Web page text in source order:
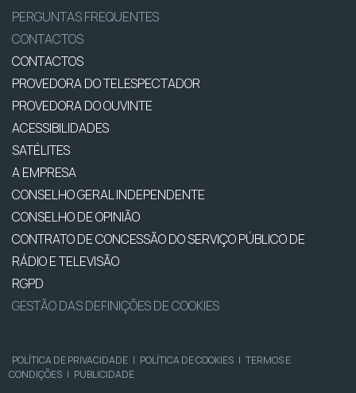
PERGUNTAS FREQUENTES
CONTACTOS
CONTACTOS
PROVEDORA DO TELESPECTADOR
PROVEDORA DO OUVINTE
ACESSIBILIDADES
SATÉLITES
A EMPRESA
CONSELHO GERAL INDEPENDENTE
CONSELHO DE OPINIÃO
CONTRATO DE CONCESSÃO DO SERVIÇO PÚBLICO DE
RÁDIO E TELEVISÃO
RGPD
GESTÃO DAS DEFINIÇÕES DE COOKIES
POLÍTICA DE PRIVACIDADE | POLÍTICA DE COOKIES | TERMOS E
CONDIÇÕES | PUBLICIDADE